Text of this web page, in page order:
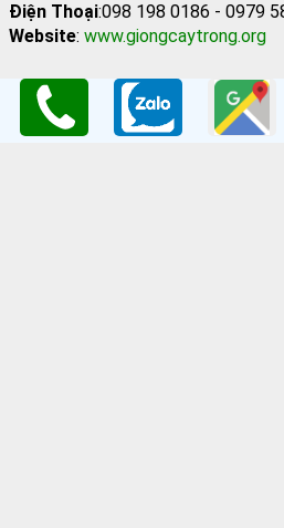
Điện Thoại:098 198 0186 - 0979
Website: www.giongcaytrong.org
CHÍNH SÁCH